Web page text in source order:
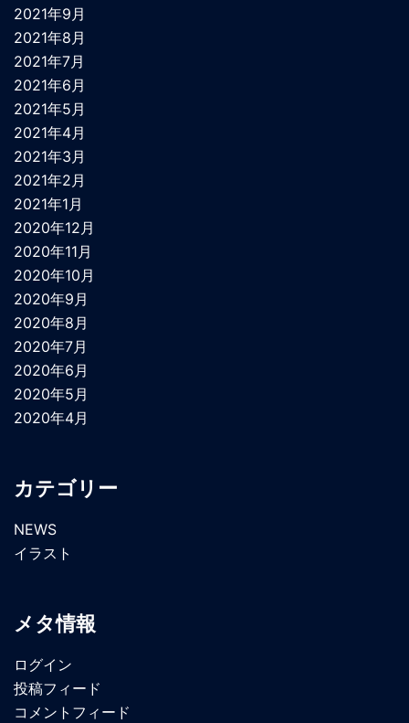
2021年9月
2021年8月
2021年7月
2021年6月
2021年5月
2021年4月
2021年3月
2021年2月
2021年1月
2020年12月
2020年11月
2020年10月
2020年9月
2020年8月
2020年7月
2020年6月
2020年5月
2020年4月
カテゴリー
NEWS
イラスト
メタ情報
ログイン
投稿フィード
コメントフィード